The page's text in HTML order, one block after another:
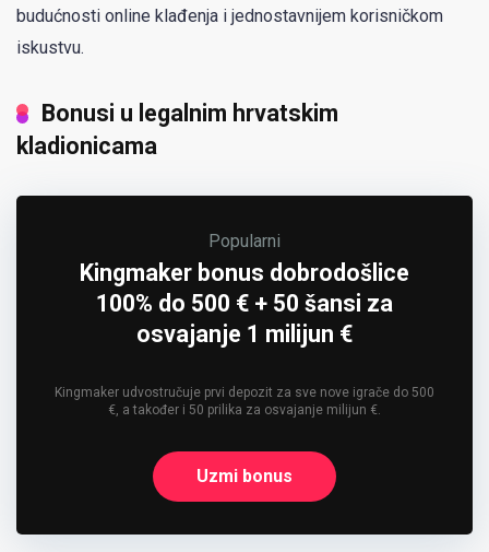
budućnosti online klađenja i jednostavnijem korisničkom
iskustvu.
Bonusi u legalnim hrvatskim
kladionicama
Popularni
Kingmaker bonus dobrodošlice
100% do 500 € + 50 šansi za
osvajanje 1 milijun €
Kingmaker udvostručuje prvi depozit za sve nove igrače do 500
€, a također i 50 prilika za osvajanje milijun €.
Uzmi bonus